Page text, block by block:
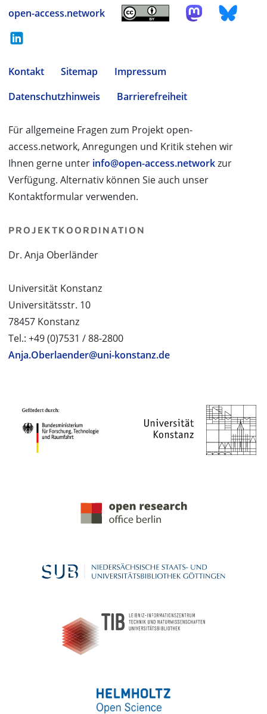
open-access.network
Kontakt Sitemap
Impressum
Datenschutzhinweis
Barrierefreiheit
Für allgemeine Fragen zum Projekt open-
access.network, Anregungen und Kritik stehen wir
Ihnen gerne unter info@open-access.networkzur
Verfügung. Alternativ können Sie auch unser
Kontaktformular verwenden.
PROJEKTKOORDINATION
Dr. Anja Oberländer
Universität Konstanz
Universitätsstr. 10
78457 Konstanz
Tel.: +49 (0)7531 / 88-2800
Anja.Oberlaender@uni-konstanz.de